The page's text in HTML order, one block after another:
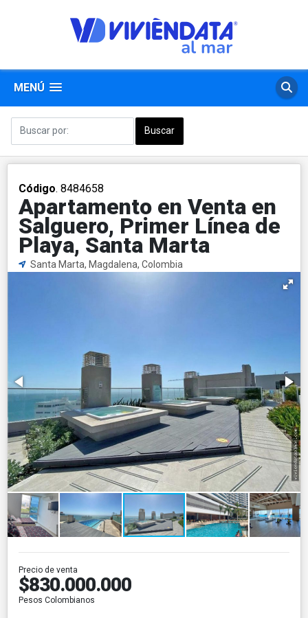
MENÚ
Código. 8484658
Apartamento en Venta en
Salguero, Primer Línea de
Playa, Santa Marta
Santa Marta, Magdalena, Colombia
Precio de venta
$830.000.000
Pesos Colombianos